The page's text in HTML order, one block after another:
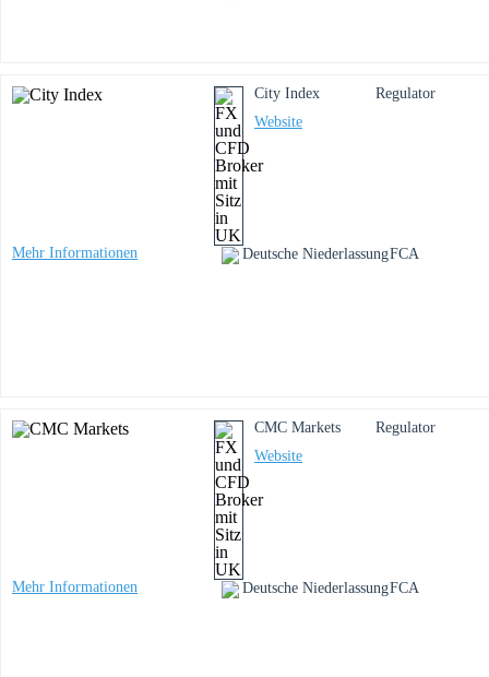
City Index
Website
Regulator
Mehr Informationen Deutsche NiederlassungFCA
CMC Markets
Website
Regulator
Mehr Informationen Deutsche NiederlassungFCA